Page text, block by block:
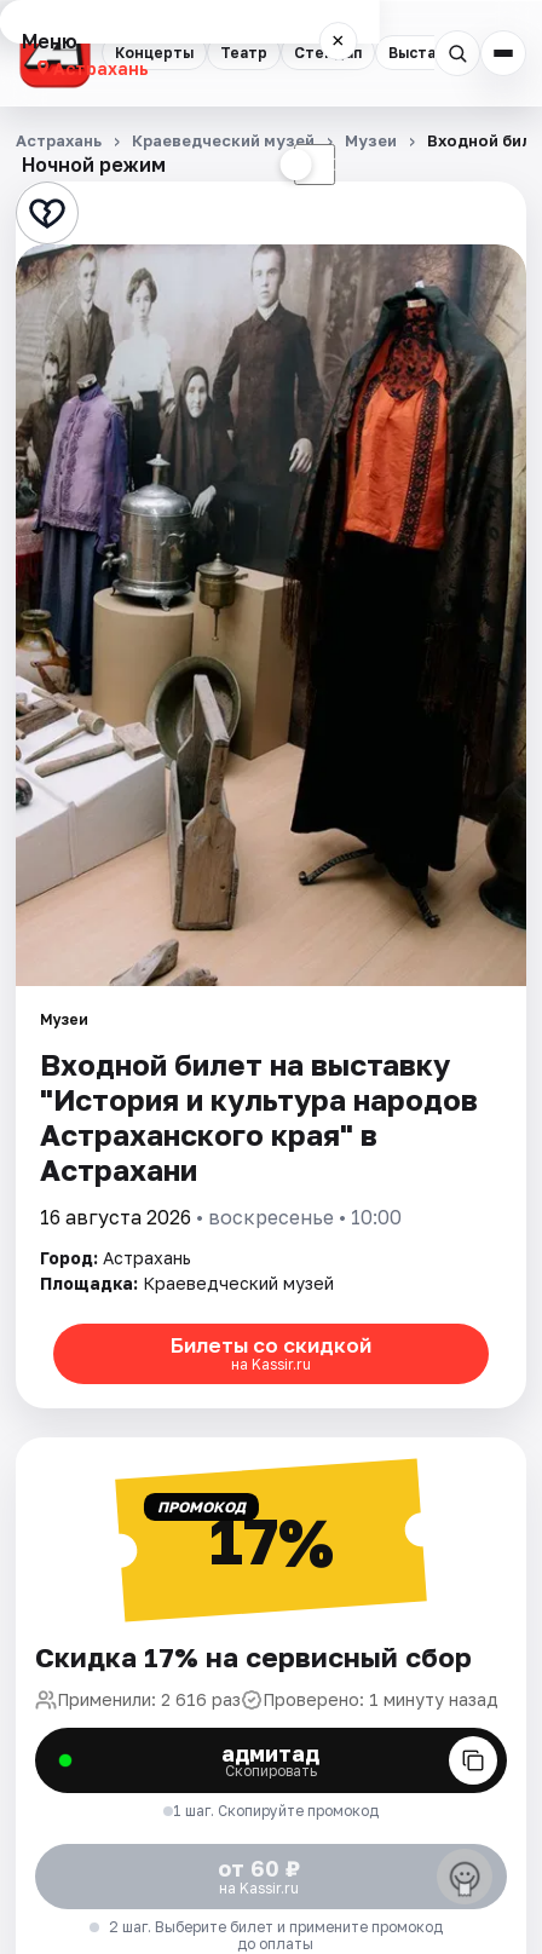
Концерты Театр Стендап Выставки
Меню ×
Астрахань
Концерты
Театр
Стендап
Выставки
Квесты
Экскурсии
Спорт
События
Города
Площадки
Артисты
Рейтинги
Ночной режим ☾
Астрахань Краеведческий музей Музеи Входной
Музеи
Входной билет на выставку
"История и культура народов
Астраханского края" в
Астрахани
16 августа 2026 • воскресенье • 10:00
Город: Астрахань
Площадка: Краеведческий музей
Билеты со скидкой
на Kassir.ru
ПРОМОКОД17%
Скидка 17% на сервисный сбор
Применили: 2 616 раз Проверено: 1 минуту назад
адмитад
Скопировать
1 шаг. Скопируйте промокод
от 60 ₽
на Kassir.ru
2 шаг. Выберите билет и примените промокод
до оплаты